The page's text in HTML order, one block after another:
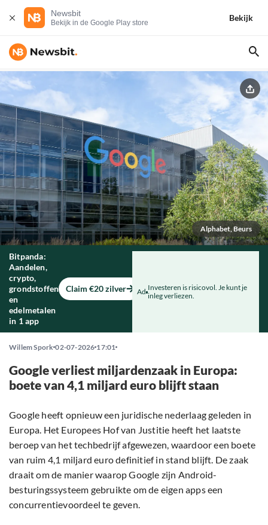
Newsbit
Bekijk in de Google Play store
Bekijk
Alphabet, Beurs
Bitpanda:
Aandelen,
crypto,
grondstoffen
en
edelmetalen
in 1 app
Claim €20 zilver Ad Investeren is risicovol. Je kunt je
inleg verliezen.
Willem Spork 02-07-2026 17:01
Google verliest miljardenzaak in Europa:
boete van 4,1 miljard euro blijft staan
Google heeft opnieuw een juridische nederlaag geleden in
Europa. Het Europees Hof van Justitie heeft het laatste
beroep van het techbedrijf afgewezen, waardoor een boete
van ruim 4,1 miljard euro definitief in stand blijft. De zaak
draait om de manier waarop Google zijn Android-
besturingssysteem gebruikte om de eigen apps een
concurrentievoordeel te geven.